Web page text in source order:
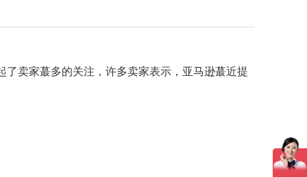
了卖家蕞多的关注，许多卖家表示，亚马逊蕞近提